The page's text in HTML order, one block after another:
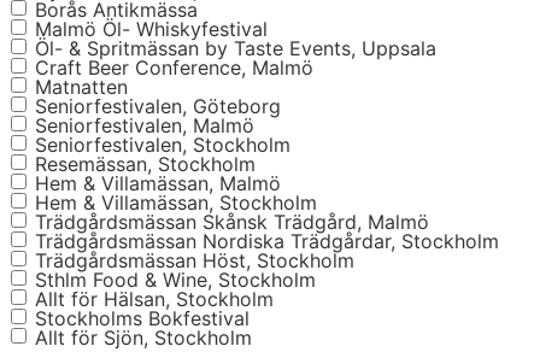
Borås Antikmässa
Malmö Öl- Whiskyfestival
Öl- & Spritmässan by Taste Events, Uppsala
Craft Beer Conference, Malmö
Matnatten
Seniorfestivalen, Göteborg
Seniorfestivalen, Malmö
Seniorfestivalen, Stockholm
Resemässan, Stockholm
Hem & Villamässan, Malmö
Hem & Villamässan, Stockholm
Trädgårdsmässan Skånsk Trädgård, Malmö
Trädgårdsmässan Nordiska Trädgårdar, Stockholm
Trädgårdsmässan Höst, Stockholm
Sthlm Food & Wine, Stockholm
Allt för Hälsan, Stockholm
Stockholms Bokfestival
Allt för Sjön, Stockholm